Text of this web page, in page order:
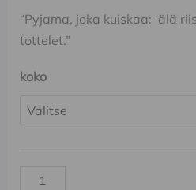
“Pyjama, joka kuiskaa: ‘älä
tottelet.”
koko